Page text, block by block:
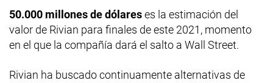
50.000 millones de dólareses la estimación del
valor de Rivian para finales de este 2021, momento
en el que la compañía dará el salto a Wall Street.
Rivian ha buscado continuamente alternativas de